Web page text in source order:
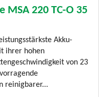
MSA 220 TC-O 35
Akku-
ihrer hohen
von 23
reinigbarer...